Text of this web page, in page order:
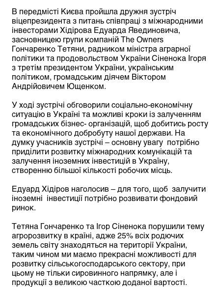
В передмісті Києва пройшла дружня зустріч
віцепрезидента з питань співпраці з міжнародними
інвесторами Хідірова Едуарда Явединовича,
засновницею групи компаній The Owners
Гончаренко Тетяни, радником міністра аграрної
політики та продовольством України Сіненока Ігоря
з третім президентом України, українським
політиком, громадським діячем Віктором
Андрійовичем Ющенком.
У ході зустрічі обговорили соціально-економічну
ситуацію в Україні та можливі кроки із залученням
громадських бізнес- організацій, щоб добитись росту
та економічного добробуту нашої держави. На
думку учасників зустрічі – основну увагу потрібно
приділити розвитку міжнародних комунікацій та
залучення іноземних інвестицій в Україну,
створенню більшої кількості робочих місць.
Едуард Хідіров наголосив – для того, щоб залучити
іноземні інвестиції потрібно розвивати фондовий
ринок.
Тетяна Гончаренко та Ігор Сіненока порушили тему
агророзвитку в країні, адже 25% всіх родючих
земель світу знаходяться на території України,
таким чином ми маємо прекрасні можливості для
розвитку сільськогосподарського сектору, при
цьому не тільки сировинного напрямку, але і
продукції з великою часткою доданої вартості.